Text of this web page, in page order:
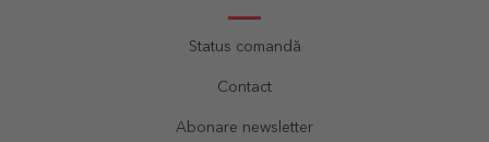
Status comandă
Contact
Abonare newsletter